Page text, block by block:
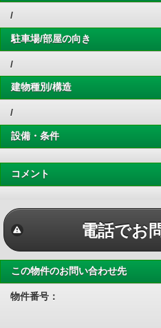
/
駐車場/部屋の向き
/
建物種別/構造
/
設備・条件
コメント
電話でお
この物件のお問い合わせ先
物件番号：